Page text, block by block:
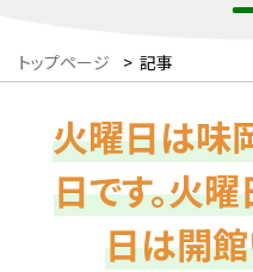
トップページ > 記事
火曜日は味
日です。火
日は開館